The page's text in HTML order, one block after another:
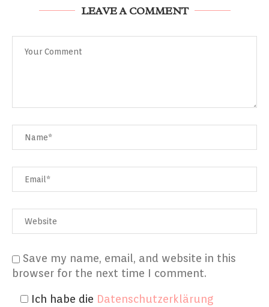
LEAVE A COMMENT
Save my name, email, and website in this
browser for the next time I comment.
Ich habe die Datenschutzerklärung